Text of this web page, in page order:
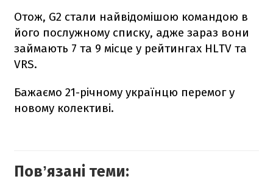
Отож, G2 стали найвідомішою командою в
його послужному списку, адже зараз вони
займають 7 та 9 місце у рейтингах HLTV та
VRS.
Бажаємо 21-річному українцю перемог у
новому колективі.
Повʼязані теми: